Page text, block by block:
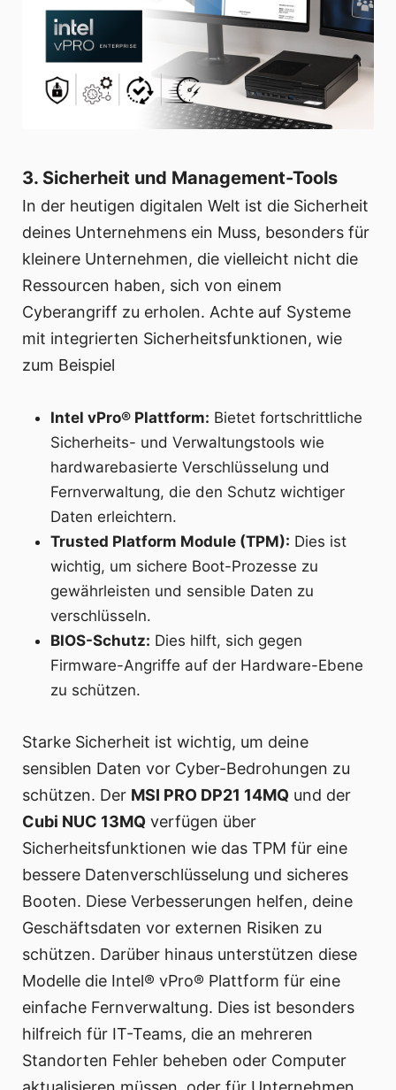
3. Sicherheit und Management-Tools
In der heutigen digitalen Welt ist die Sicherheit
deines Unternehmens ein Muss, besonders für
kleinere Unternehmen, die vielleicht nicht die
Ressourcen haben, sich von einem
Cyberangriff zu erholen. Achte auf Systeme
mit integrierten Sicherheitsfunktionen, wie
zum Beispiel
Intel vPro® Plattform: Bietet fortschrittliche
Sicherheits- und Verwaltungstools wie
hardwarebasierte Verschlüsselung und
Fernverwaltung, die den Schutz wichtiger
Daten erleichtern.
Trusted Platform Module (TPM): Dies ist
wichtig, um sichere Boot-Prozesse zu
gewährleisten und sensible Daten zu
verschlüsseln.
BIOS-Schutz: Dies hilft, sich gegen
Firmware-Angriffe auf der Hardware-Ebene
zu schützen.
Starke Sicherheit ist wichtig, um deine
sensiblen Daten vor Cyber-Bedrohungen zu
schützen. Der MSI PRO DP21 14MQ und der
Cubi NUC 13MQ verfügen über
Sicherheitsfunktionen wie das TPM für eine
bessere Datenverschlüsselung und sicheres
Booten. Diese Verbesserungen helfen, deine
Geschäftsdaten vor externen Risiken zu
schützen. Darüber hinaus unterstützen diese
Modelle die Intel® vPro® Plattform für eine
einfache Fernverwaltung. Dies ist besonders
hilfreich für IT-Teams, die an mehreren
Standorten Fehler beheben oder Computer